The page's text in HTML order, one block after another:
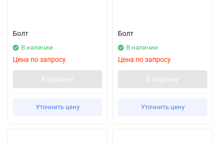
Болт
В наличии
Цена по запросу
В корзину
Уточнить цену
Болт
В наличии
Цена по запросу
В корзину
Уточнить цену